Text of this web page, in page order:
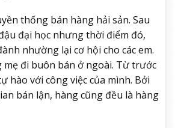
thống bán hàng hải sản. Sau
đại học nhưng thời điểm đó,
nhường lại cơ hội cho các em.
mẹ đi buôn bán ở ngoài. Từ trước
hào với công việc của mình. Bởi
bán lận, hàng cũng đều là hàng